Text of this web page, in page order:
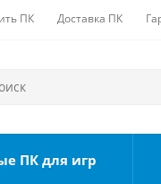
ПК Доставка ПК
ПК для игр